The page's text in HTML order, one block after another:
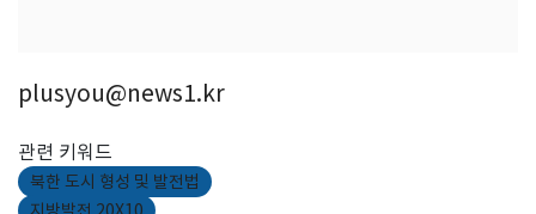
plusyou@news1.kr
관련 키워드
북한 도시 형성 및 발전법